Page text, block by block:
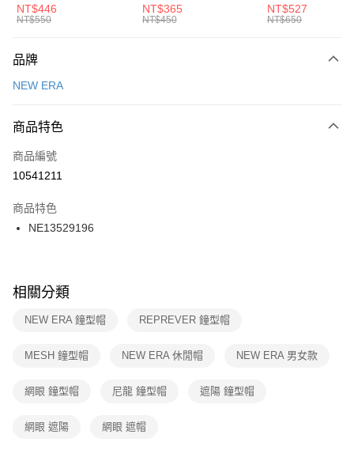
元大商業銀行
台灣樂天信用卡公司
AFTEE先享後付
【關於「AFTEE先享後付」】
便利好安心！
３．安心：先確認商品／服務後，再付款。
【「AFTEE先享後付」結帳流程】
１．於結帳方式選擇「AFTEE先享後付」後，將跳轉至「AFTEE先享後付」
２．訂單成立數日內，您將收到繳費通知簡訊。
３．收到繳費通知簡訊後14天內，點擊此簡訊中的連結，可透過四大超商／
ATM／網路銀行／等多元方式進行付款，方視為交易完成。
※ 交易是否成功請以「AFTEE先享後付 」之結帳頁面顯示為準，若有關於
是否繳費成功／繳費後需取消欲退款等相關疑問，請聯繫「AFTEE先享後付
客戶支援中心」https://netprotections.freshdesk.com/support/home
１．透過由恩沛科技股份有限公司提供之「AFTEE先享後付」服務完成之交
權轉讓予恩沛科技股份有限公司。
３．未成年的使用者請事先徵得法定代理人或監護人之同意方可使用
運送方式
每筆NT$100，滿NT$1,500(含以上)免運費
宅配
每筆NT$100，滿NT$1,500(含以上)免運費
付款後門市自取
每筆NT$100，滿NT$1,500(含以上)免運費
中統襪 FZ3393100
NT$446
NT$550
EMBRDY 男女 短統襪
FZ3073133
NT$365
NT$450
BA5871010
NT$527
NT$650
品牌
NEW ERA
商品特色
商品編號
10541211
商品特色
NE13529196
相關分類
NEW ERA 鐘型帽 REPREVER 鐘型帽
MESH 鐘型帽 NEW ERA 休閒帽 NEW ERA 男女款
網眼 鐘型帽 尼龍 鐘型帽 遮陽 鐘型帽
網眼 遮陽 網眼 遮帽